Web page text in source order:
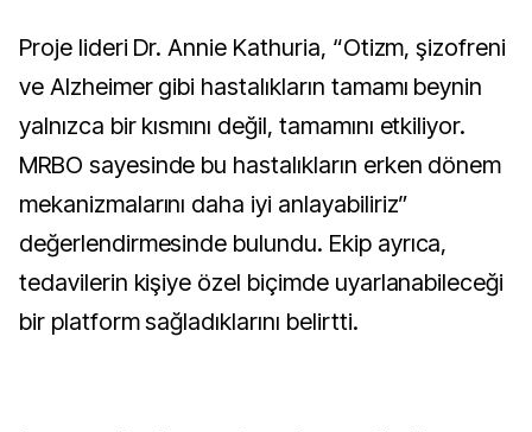
Proje lideri Dr. Annie Kathuria, “Otizm, şizofreni
ve Alzheimer gibi hastalıkların tamamı beynin
yalnızca bir kısmını değil, tamamını etkiliyor.
MRBO sayesinde bu hastalıkların erken dönem
mekanizmalarını daha iyi anlayabiliriz”
değerlendirmesinde bulundu. Ekip ayrıca,
tedavilerin kişiye özel biçimde uyarlanabileceği
bir platform sağladıklarını belirtti.